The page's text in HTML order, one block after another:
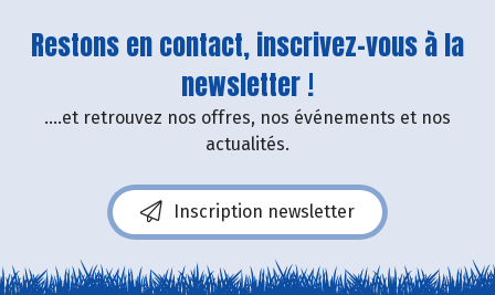
Restons en contact, inscrivez-vous à la
newsletter !
....et retrouvez nos offres, nos événements et nos
actualités.
Inscription newsletter